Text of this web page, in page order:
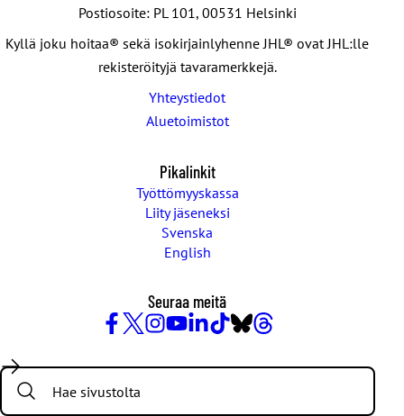
Postiosoite: PL 101, 00531 Helsinki
Kyllä joku hoitaa® sekä isokirjainlyhenne JHL® ovat JHL:lle
rekisteröityjä tavaramerkkejä.
Yhteystiedot
Aluetoimistot
Pikalinkit
Työttömyyskassa
Liity jäseneksi
Svenska
English
Seuraa meitä
/
Twitter
Search: